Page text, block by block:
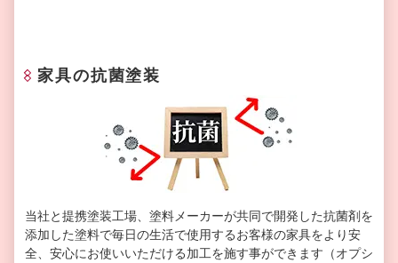
家具の抗菌塗装
当社と提携塗装工場、塗料メーカーが共同で開発した抗菌剤を
添加した塗料で毎日の生活で使用するお客様の家具をより安
全、安心にお使いいただける加工を施す事ができます（オプシ